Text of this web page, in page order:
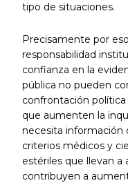
tipo de situaciones.
Precisamente por
responsabilidad
confianza en la
pública no pueden
confrontación
que aumenten la
necesita información
criterios médicos y
estériles que llevan a
contribuyen a